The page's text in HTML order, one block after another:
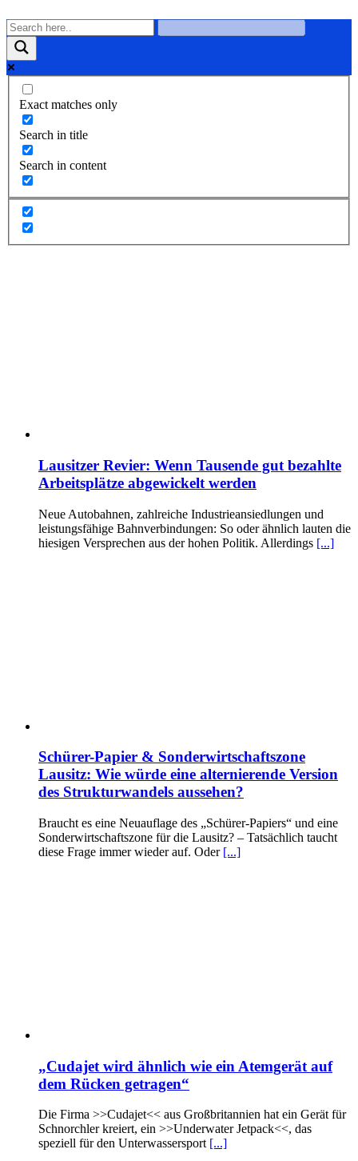
Exact matches only
Search in title
Search in content
Lausitzer Revier: Wenn Tausende gut bezahlte
Arbeitsplätze abgewickelt werden
Neue Autobahnen, zahlreiche Industrieansiedlungen und
leistungsfähige Bahnverbindungen: So oder ähnlich lauten die
hiesigen Versprechen aus der hohen Politik. Allerdings [...]
Schürer-Papier & Sonderwirtschaftszone
Lausitz: Wie würde eine alternierende Version
des Strukturwandels aussehen?
Braucht es eine Neuauflage des „Schürer-Papiers“ und eine
Sonderwirtschaftszone für die Lausitz? – Tatsächlich taucht
diese Frage immer wieder auf. Oder [...]
„Cudajet wird ähnlich wie ein Atemgerät auf
dem Rücken getragen“
Die Firma >>Cudajet<< aus Großbritannien hat ein Gerät für
Schnorchler kreiert, ein >>Underwater Jetpack<<, das
speziell für den Unterwassersport [...]